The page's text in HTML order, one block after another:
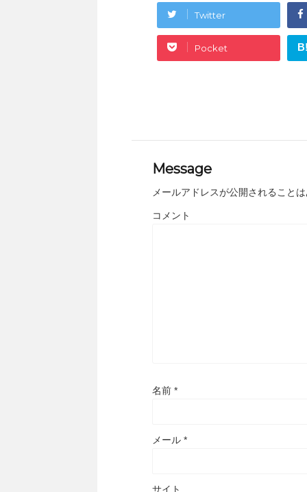
Twitter
Pocket
Message
メールアドレスが公開されること
コメント
名前 *
メール *
サイト